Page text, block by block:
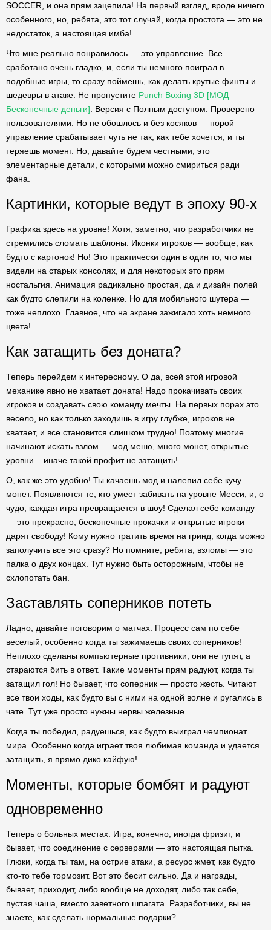
SOCCER, и она прям зацепила! На первый взгляд, вроде ничего
особенного, но, ребята, это тот случай, когда простота — это не
недостаток, а настоящая имба!
Что мне реально понравилось — это управление. Все
сработано очень гладко, и, если ты немного поиграл в
подобные игры, то сразу поймешь, как делать крутые финты и
шедевры в атаке. Не пропустите Punch Boxing 3D [МОД
Бесконечные деньги] . Версия с Полным доступом. Проверено
пользователями. Но не обошлось и без косяков — порой
управление срабатывает чуть не так, как тебе хочется, и ты
теряешь момент. Но, давайте будем честными, это
элементарные детали, с которыми можно смириться ради
фана.
Картинки, которые ведут в эпоху 90-х
Графика здесь на уровне! Хотя, заметно, что разработчики не
стремились сломать шаблоны. Иконки игроков — вообще, как
будто с картонок! Но! Это практически один в один то, что мы
видели на старых консолях, и для некоторых это прям
ностальгия. Анимация радикально простая, да и дизайн полей
как будто слепили на коленке. Но для мобильного шутера —
тоже неплохо. Главное, что на экране зажигало хоть немного
цвета!
Как затащить без доната?
Теперь перейдем к интересному. О да, всей этой игровой
механике явно не хватает доната! Надо прокачивать своих
игроков и создавать свою команду мечты. На первых порах это
весело, но как только заходишь в игру глубже, игроков не
хватает, и все становится слишком трудно! Поэтому многие
начинают искать взлом — мод меню, много монет, открытые
уровни... иначе такой профит не затащить!
О, как же это удобно! Ты качаешь мод и налепил себе кучу
монет. Появляются те, кто умеет забивать на уровне Месси, и, о
чудо, каждая игра превращается в шоу! Сделал себе команду
— это прекрасно, бесконечные прокачки и открытые игроки
дарят свободу! Кому нужно тратить время на гринд, когда можно
заполучить все это сразу? Но помните, ребята, взломы — это
палка о двух концах. Тут нужно быть осторожным, чтобы не
схлопотать бан.
Заставлять соперников потеть
Ладно, давайте поговорим о матчах. Процесс сам по себе
веселый, особенно когда ты зажимаешь своих соперников!
Неплохо сделаны компьютерные противники, они не тупят, а
стараются бить в ответ. Такие моменты прям радуют, когда ты
затащил гол! Но бывает, что соперник — просто жесть. Читают
все твои ходы, как будто вы с ними на одной волне и ругались в
чате. Тут уже просто нужны нервы железные.
Когда ты победил, радуешься, как будто выиграл чемпионат
мира. Особенно когда играет твоя любимая команда и удается
затащить, я прямо дико кайфую!
Моменты, которые бомбят и радуют
одновременно
Теперь о больных местах. Игра, конечно, иногда фризит, и
бывает, что соединение с серверами — это настоящая пытка.
Глюки, когда ты там, на острие атаки, а ресурс жмет, как будто
кто-то тебе тормозит. Вот это бесит сильно. Да и награды,
бывает, приходит, либо вообще не доходят, либо так себе,
пустая чаша, вместо заветного шпагата. Разработчики, вы не
знаете, как сделать нормальные подарки?